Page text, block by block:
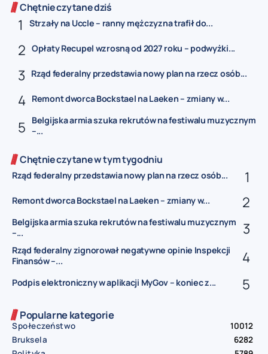
Chętnie czytane dziś
Strzały na Uccle – ranny mężczyzna trafił do...
Opłaty Recupel wzrosną od 2027 roku – podwyżki...
Rząd federalny przedstawia nowy plan na rzecz osób...
Remont dworca Bockstael na Laeken – zmiany w...
Belgijska armia szuka rekrutów na festiwalu muzycznym
–...
Chętnie czytane w tym tygodniu
Rząd federalny przedstawia nowy plan na rzecz osób...
Remont dworca Bockstael na Laeken – zmiany w...
Belgijska armia szuka rekrutów na festiwalu muzycznym
–...
Rząd federalny zignorował negatywne opinie Inspekcji
Finansów –...
Podpis elektroniczny w aplikacji MyGov – koniec z...
Popularne kategorie
Społeczeństwo
10012
Bruksela
6282